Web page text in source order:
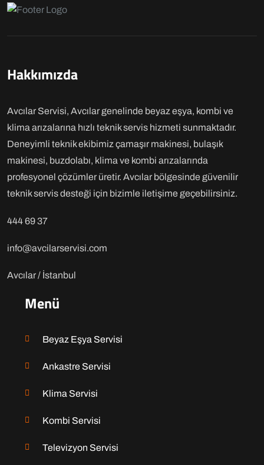
Hakkımızda
Avcılar Servisi, Avcılar genelinde beyaz eşya, kombi ve
klima arızalarına hızlı teknik servis hizmeti sunmaktadır.
Deneyimli teknik ekibimiz çamaşır makinesi, bulaşık
makinesi, buzdolabı, klima ve kombi arızalarında
profesyonel çözümler üretir. Avcılar bölgesinde güvenilir
teknik servis desteği için bizimle iletişime geçebilirsiniz.
444 69 37
info@avcilarservisi.com
Avcılar / İstanbul
Menü
Beyaz Eşya Servisi
Ankastre Servisi
Klima Servisi
Kombi Servisi
Televizyon Servisi